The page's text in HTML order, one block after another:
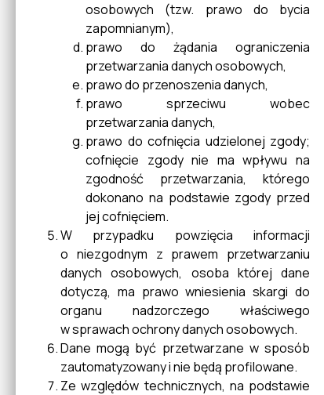
Ostrzeżenia METEO
Trasy ścieżek rowerowych po
Roztoczu
Konsultacje
Sygnaliści
osobowych (tzw. prawo do bycia
zapomnianym),
prawo do żądania ograniczenia
przetwarzania danych osobowych,
prawo do przenoszenia danych,
prawo sprzeciwu wobec
przetwarzania danych,
prawo do cofnięcia udzielonej zgody;
cofnięcie zgody nie ma wpływu na
zgodność przetwarzania, którego
dokonano na podstawie zgody przed
jej cofnięciem.
W przypadku powzięcia informacji
o niezgodnym z prawem przetwarzaniu
danych osobowych, osoba której dane
dotyczą, ma prawo wniesienia skargi do
organu nadzorczego właściwego
w sprawach ochrony danych osobowych.
Dane mogą być przetwarzane w sposób
zautomatyzowany i nie będą profilowane.
Ze względów technicznych, na podstawie